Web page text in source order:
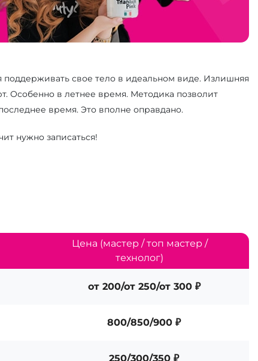
поддерживать свое тело в идеальном виде. Излишняя
Особенно в летнее время. Методика позволит
время. Это вполне оправдано.
нужно записаться!
Цена (мастер / топ мастер /
технолог)
от 200/от 250/от 300 ₽
800/850/900 ₽
250/300/350 ₽